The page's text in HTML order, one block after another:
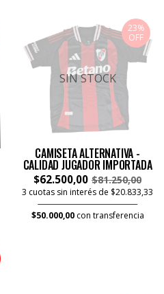
23%
OFF
SIN STOCK
CAMISETA ALTERNATIVA -
CALIDAD JUGADOR IMPORTADA
$62.500,00 $81.250,00
3 cuotas sin interés de $20.833,33
$50.000,00con transferencia